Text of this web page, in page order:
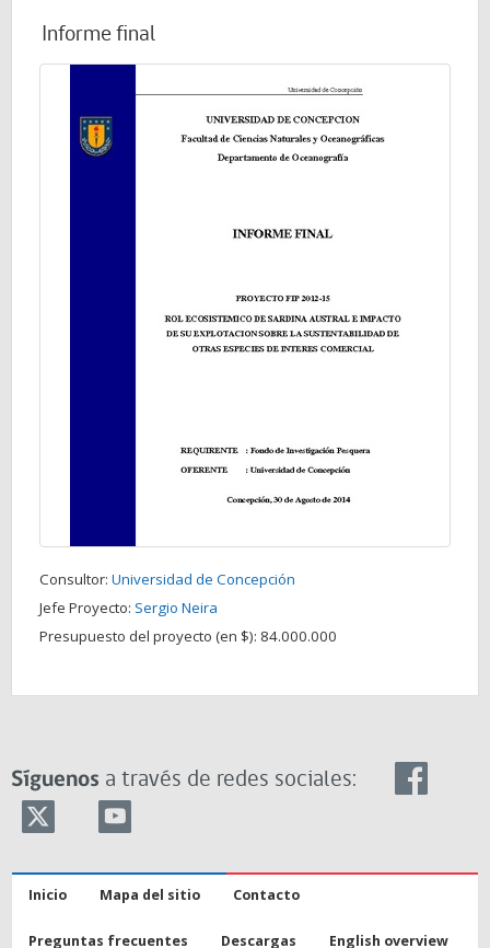
Informe final
Consultor: Universidad de Concepción
Jefe Proyecto: Sergio Neira
Presupuesto del proyecto (en $): 84.000.000
Síguenos a través de redes sociales:
Inicio Mapa del sitio Contacto
Preguntas frecuentes Descargas English overview